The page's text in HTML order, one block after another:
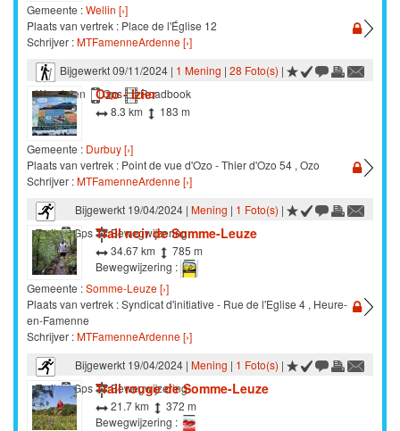
Gemeente :Wellin [›]
Plaats van vertrek : Place de l'Église 12
Schrijver :MTFamenneArdenne [›]
Bijgewerkt 09/11/2024 | 1 Mening | 28 Foto(s) |
Wandelen
Gps Roadbook
Ozo - Izier
8.3 km 183 m
Gemeente : Durbuy [›]
Plaats van vertrek : Point de vue d'Ozo - Thier d'Ozo 54 , Ozo
Schrijver :MTFamenneArdenne [›]
Bijgewerkt 19/04/2024 | Mening | 1 Foto(s) |
Trail
Gps Bewegwijzering
Trail noir de Somme-Leuze
34.67 km
785 m
Bewegwijzering :
Gemeente :Somme-Leuze [›]
Plaats van vertrek : Syndicat d'initiative - Rue de l'Eglise 4 , Heure-
en-Famenne
Schrijver :MTFamenneArdenne [›]
Bijgewerkt 19/04/2024 | Mening | 1 Foto(s) |
Trail
Gps Bewegwijzering
Trail rouge de Somme-Leuze
21.7 km
372 m
Bewegwijzering :